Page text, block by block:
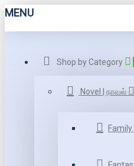
MENU
Shop by Category
Novel | நாவல்